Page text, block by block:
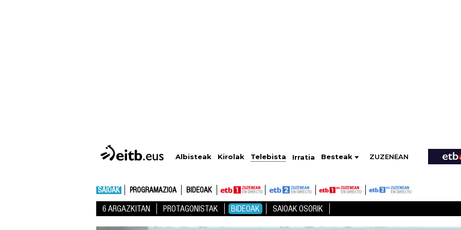
Albisteak Kirolak Telebista Irratia Besteak ZUZENEAN
SAIOAK PROGRAMAZIOA BIDEOAK
6 ARGAZKITAN PROTAGONISTAK BIDEOAK SAIOAK OSORIK